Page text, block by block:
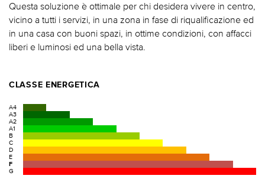
Questa soluzione è ottimale per chi desidera vivere in centro,
vicino a tutti i servizi, in una zona in fase di riqualificazione ed
in una casa con buoni spazi, in ottime condizioni, con affacci
liberi e luminosi ed una bella vista.
CLASSE ENERGETICA
A4
A3
A2
A1
B
C
D
E
F
G